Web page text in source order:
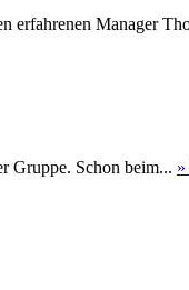
erfahrenen Manager
Gruppe. Schon beim...